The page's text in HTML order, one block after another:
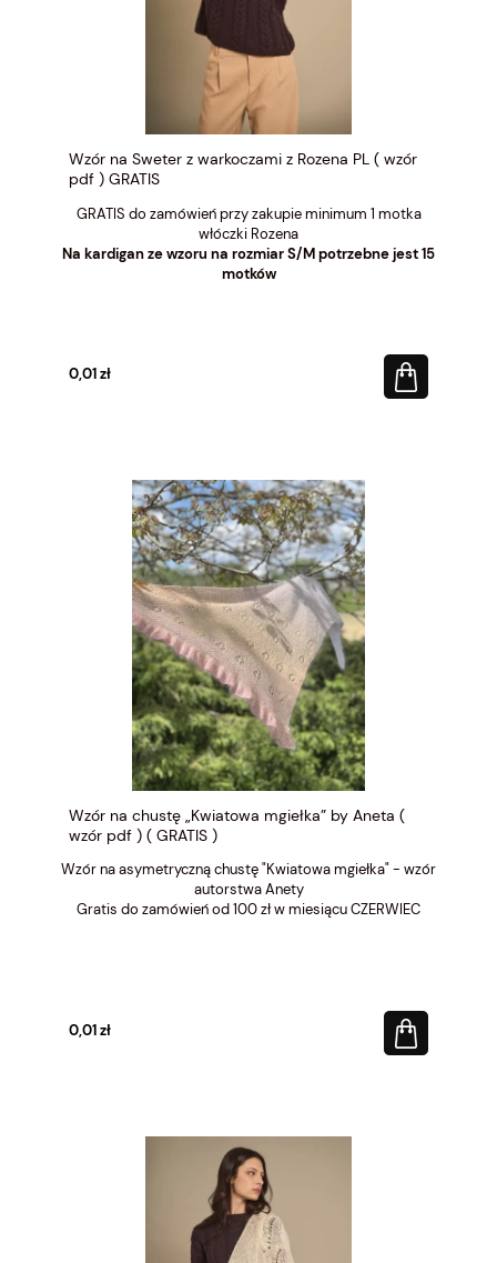
Wzór na Sweter z warkoczami z Rozena PL ( wzór
pdf ) GRATIS
GRATIS do zamówień przy zakupie minimum 1 motka
włóczki Rozena
Na kardigan ze wzoru na rozmiar S/M potrzebne jest 15
motków
0,01 zł
Wzór na chustę „Kwiatowa mgiełka” by Aneta (
wzór pdf ) ( GRATIS )
Wzór na asymetryczną chustę "Kwiatowa mgiełka" - wzór
autorstwa Anety
Gratis do zamówień od 100 zł w miesiącu CZERWIEC
0,01 zł